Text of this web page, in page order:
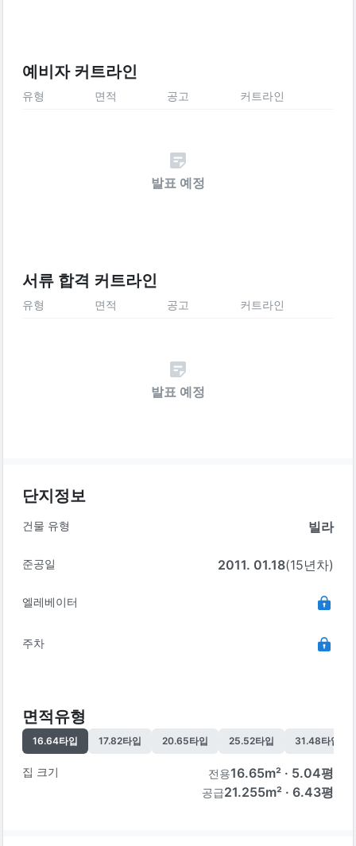
예비자 커트라인
유형 면적 공고 커트라인
발표 예정
서류 합격 커트라인
유형 면적 공고 커트라인
발표 예정
단지정보
건물 유형 빌라
준공일 2011. 01.18(15년차)
엘레베이터
주차
면적유형
16.64타입 17.82타입 20.65타입 25.52타입 31.48타입
집 크기 전용16.65m² · 5.04평
공급21.255m² · 6.43평